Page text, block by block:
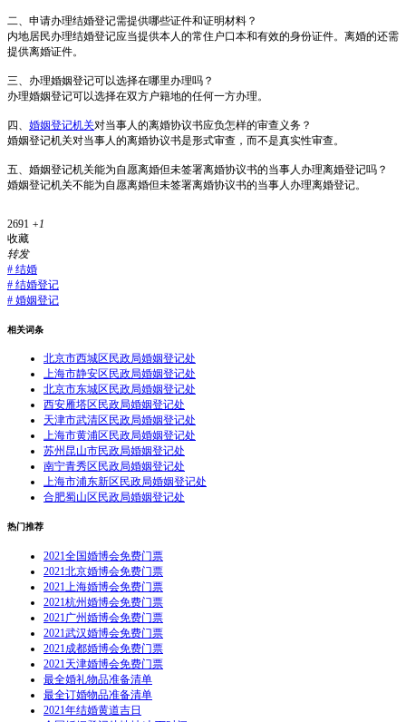
二、申请办理结婚登记需提供哪些证件和证明材料？
内地居民办理结婚登记应当提供本人的常住户口本和有效的身份证件。离婚的还需
提供离婚证件。
三、办理婚姻登记可以选择在哪里办理吗？
办理婚姻登记可以选择在双方户籍地的任何一方办理。
四、 婚姻登记机关对当事人的离婚协议书应负怎样的审查义务？
婚姻登记机关对当事人的离婚协议书是形式审查，而不是真实性审查。
五、婚姻登记机关能为自愿离婚但未签署离婚协议书的当事人办理离婚登记吗？
婚姻登记机关不能为自愿离婚但未签署离婚协议书的当事人办理离婚登记。
2691 +1
收藏
转发
# 结婚
# 结婚登记
# 婚姻登记
相关词条
北京市西城区民政局婚姻登记处
上海市静安区民政局婚姻登记处
北京市东城区民政局婚姻登记处
西安雁塔区民政局婚姻登记处
天津市武清区民政局婚姻登记处
上海市黄浦区民政局婚姻登记处
苏州昆山市民政局婚姻登记处
南宁青秀区民政局婚姻登记处
上海市浦东新区民政局婚姻登记处
合肥蜀山区民政局婚姻登记处
热门推荐
2021全国婚博会免费门票
2021北京婚博会免费门票
2021上海婚博会免费门票
2021杭州婚博会免费门票
2021广州婚博会免费门票
2021武汉婚博会免费门票
2021成都婚博会免费门票
2021天津婚博会免费门票
最全婚礼物品准备清单
最全订婚物品准备清单
2021年结婚黄道吉日